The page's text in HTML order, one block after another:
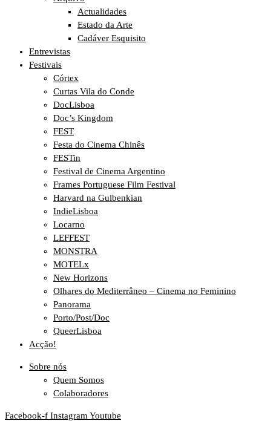
Actualidades
Estado da Arte
Cadáver Esquisito
Entrevistas
Festivais
Córtex
Curtas Vila do Conde
DocLisboa
Doc’s Kingdom
FEST
Festa do Cinema Chinês
FESTin
Festival de Cinema Argentino
Frames Portuguese Film Festival
Harvard na Gulbenkian
IndieLisboa
Locarno
LEFFEST
MONSTRA
MOTELx
New Horizons
Olhares do Mediterrâneo – Cinema no Feminino
Panorama
Porto/Post/Doc
QueerLisboa
Acção!
Sobre nós
Quem Somos
Colaboradores
Facebook-f Instagram Youtube